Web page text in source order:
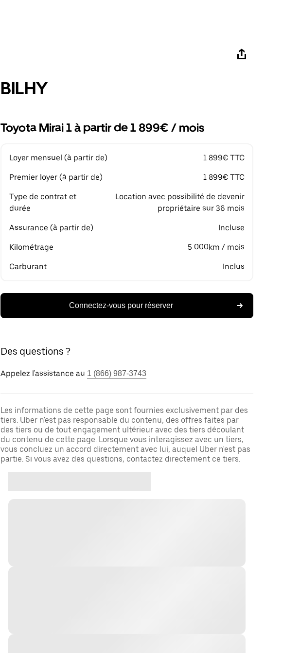
BILHY
Toyota Mirai 1 à partir de 1 899€ / mois
Loyer mensuel (à partir de) 1 899€ TTC
Premier loyer (à partir de) 1 899€ TTC
Type de contrat et
durée
Location avec possibilité de devenir
propriétaire sur 36 mois
Assurance (à partir de) Incluse
Kilométrage 5 000km / mois
Carburant Inclus
Connectez-vous pour réserver
Des questions ?
Appelez l'assistance au 1 (866) 987-3743
Les informations de cette page sont fournies exclusivement par des
tiers. Uber n'est pas responsable du contenu, des offres faites par
des tiers ou de tout engagement ultérieur avec des tiers découlant
du contenu de cette page. Lorsque vous interagissez avec un tiers,
vous concluez un accord directement avec lui, auquel Uber n'est pas
partie. Si vous avez des questions, contactez directement ce tiers.